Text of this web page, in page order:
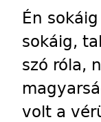
Én
sokáig,
szó róla,
volt a